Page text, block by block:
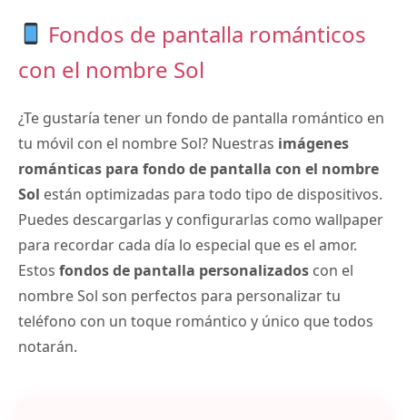
Fondos de pantalla románticos
con el nombre Sol
¿Te gustaría tener un fondo de pantalla romántico en
tu móvil con el nombre Sol? Nuestras imágenes
románticas para fondo de pantalla con el nombre
Sol están optimizadas para todo tipo de dispositivos.
Puedes descargarlas y configurarlas como wallpaper
para recordar cada día lo especial que es el amor.
Estos fondos de pantalla personalizados con el
nombre Sol son perfectos para personalizar tu
teléfono con un toque romántico y único que todos
notarán.